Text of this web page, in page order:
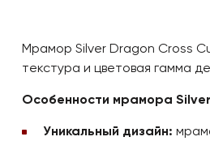
Мрамор Silver Dragon Cross
текстура и цветовая гамма
Особенности мрамора
Уникальный дизайн: